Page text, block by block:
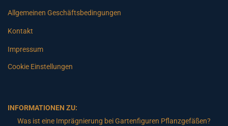
Allgemeinen Geschäftsbedingungen
Kontakt
Impressum
Cookie Einstellungen
INFORMATIONEN ZU:
Was ist eine Imprägnierung bei Gartenfiguren Pflanzgefäßen?